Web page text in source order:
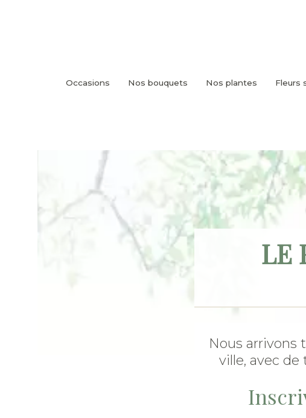
Occasions Nos bouquets Nos plantes Fleurs
LE
Nous arrivons
ville, avec